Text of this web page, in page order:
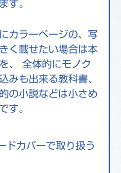
す。
カラーページの、写
く載せたい場合は本
、 全体的にモノク
みも出来る教科書、
の小説などは小さめ
す。
ドカバーで取り扱う